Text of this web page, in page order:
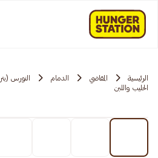
الرئيسية المقاضي الدمام النورس
الحليب واللبن